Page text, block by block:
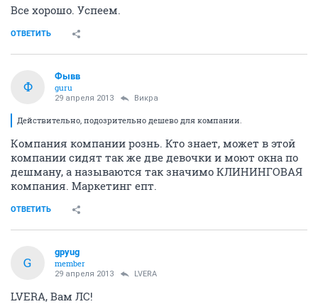
Все хорошо. Успеем.
ОТВЕТИТЬ
Ф
Фывв
guru
29 апреля 2013 Викра
Действительно, подозрительно дешево для компании.
Компания компании рознь. Кто знает, может в этой
компании сидят так же две девочки и моют окна по
дешману, а называются так значимо КЛИНИНГОВАЯ
компания. Маркетинг епт.
ОТВЕТИТЬ
G
gpyug
member
29 апреля 2013 LVERA
LVERA, Вам ЛС!